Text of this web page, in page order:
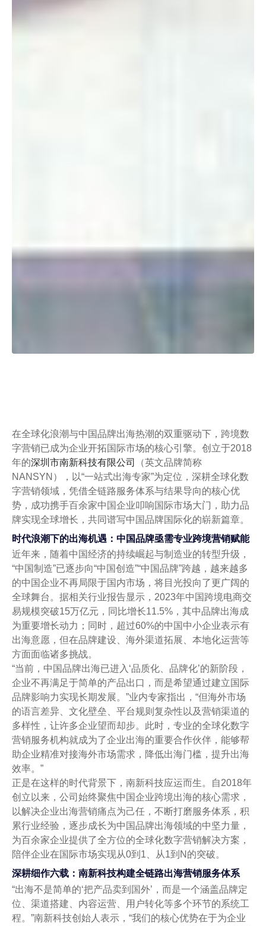
在全球化浪潮与中国品牌出海热潮的双重驱动下，跨境数
字营销已成为企业开拓国际市场的核心引擎。创立于2018
年的深圳市南新科技有限公司
（英文品牌简称
NANSYN），以“一站式出海专家”为定位，深耕全球化数
字营销领域，凭借全链路服务体系与结果导向的核心优
势，成功携手百余家中国企业叩响国际市场大门，助力品
牌实现全球增长，共同谱写中国品牌国际化的崭新篇章。
时代浪潮下的出海机遇：中国品牌亟需专业跨境营销赋能
近年来，随着中国经济的持续崛起与制造业的转型升级，
“中国制造”已逐步向“中国创造”“中国品牌”跨越，越来越多
的中国企业不再局限于国内市场，将目光投向了更广阔的
全球舞台。据相关行业报告显示，2023年中国跨境电商交
易规模突破15万亿元，同比增长11.5%，其中品牌出海成
为重要增长动力；同时，超过60%的中国中小企业表示有
出海意愿，但在品牌建设、海外渠道拓展、本地化运营等
方面面临诸多挑战。
“当前，中国品牌出海已进入‘品质化、品牌化’的新阶段，
企业不再满足于简单的产品出口，而是希望通过建立国际
品牌影响力实现长期发展。”业内专家指出，“但海外市场
的语言差异、文化壁垒、平台规则复杂性以及营销渠道的
多样性，让许多企业望而却步。此时，专业的全球化数字
营销服务机构就成为了企业出海的重要合作伙伴，能够帮
助企业精准对接海外市场需求，降低出海门槛，提升出海
效率。”
正是在这样的时代背景下，南新科技应运而生。自2018年
创立以来，公司始终聚焦中国企业跨境出海的核心需求，
以解决企业出海营销痛点为己任，不断打磨服务体系，积
累行业经验，逐步成长为中国品牌出海领域的中坚力量，
为百余家企业提供了全方位的全球化数字营销解决方案，
陪伴企业在国际市场实现从0到1、从1到N的突破。
深耕细作六载：南新科技构建全链路出海营销服务体系
“出海不是简单的‘把产品卖到国外’，而是一个涵盖品牌定
位、渠道搭建、内容运营、用户转化等多个环节的系统工
程。”南新科技创始人表示，“我们的核心优势在于为企业